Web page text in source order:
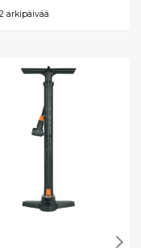
arkipäivää